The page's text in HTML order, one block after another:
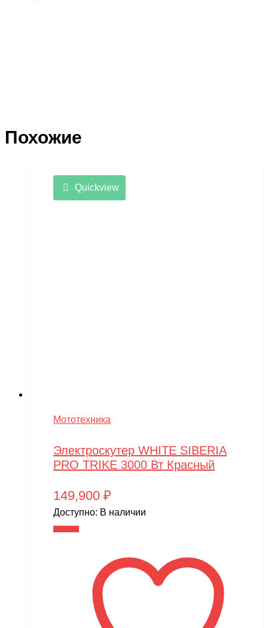
Похожие
Quickview
Мототехника
Электроскутер WHITE SIBERIA
PRO TRIKE 3000 Вт Красный
149,900 ₽
Доступно: В наличии